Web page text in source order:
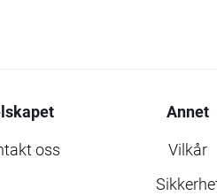
oss
Annet
Vilkår